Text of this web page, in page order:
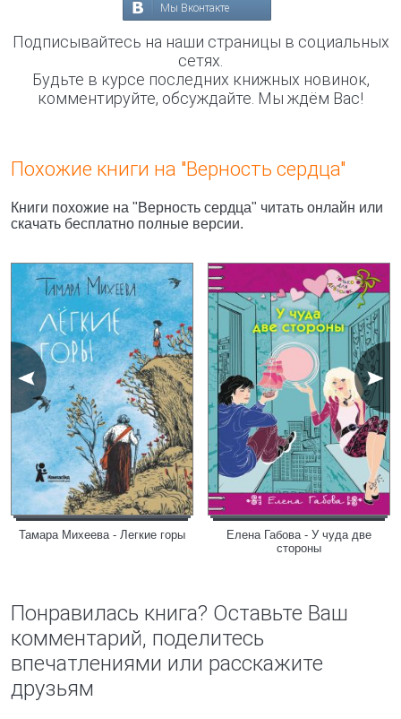
Мы Вконтакте
Подписывайтесь на наши страницы в социальных
сетях.
Будьте в курсе последних книжных новинок,
комментируйте, обсуждайте. Мы ждём Вас!
Похожие книги на "Верность сердца"
Книги похожие на "Верность сердца" читать онлайн или
скачать бесплатно полные версии.
Тамара Михеева - Легкие горы
Елена Габова - У чуда две
стороны
Понравилась книга? Оставьте Ваш
комментарий, поделитесь
впечатлениями или расскажите
друзьям